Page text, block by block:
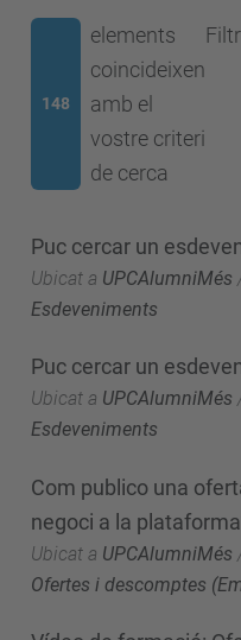
148
elements
coincideixen
amb el
vostre criteri
de cerca
Puc cercar un
Ubicat a UPCAlumniMés
Esdeveniments
Puc cercar un
Ubicat a UPCAlumniMés
Esdeveniments
Com publico una
negoci a la
Ubicat a UPCAlumniMés
Ofertes i descomptes